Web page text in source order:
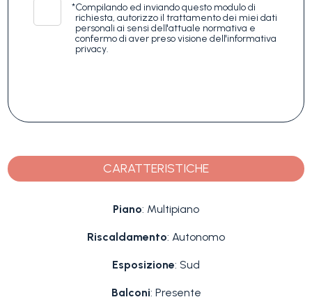
*Compilando ed inviando questo modulo di
richiesta, autorizzo il trattamento dei miei dati
personali ai sensi dell'attuale normativa e
confermo di aver preso visione dell'informativa
privacy.
CARATTERISTICHE
Piano: Multipiano
Riscaldamento: Autonomo
Esposizione: Sud
Balconi: Presente